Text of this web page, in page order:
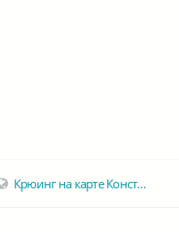
Крюинг на карте Констанцы